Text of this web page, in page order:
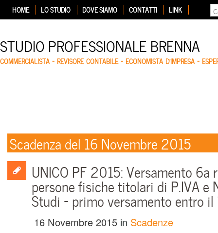
HOME LO STUDIO DOVE SIAMO CONTATTI LINK
STUDIO PROFESSIONALE BRENNA
COMMERCIALISTA – REVISORE CONTABILE – ECONOMISTA D'IMPRESA –
Scadenza del 16 Novembre 2015
UNICO PF 2015: Versamento 6a
persone fisiche titolari di P.IVA e
Studi – primo versamento entro
16 Novembre 2015 in Scadenze